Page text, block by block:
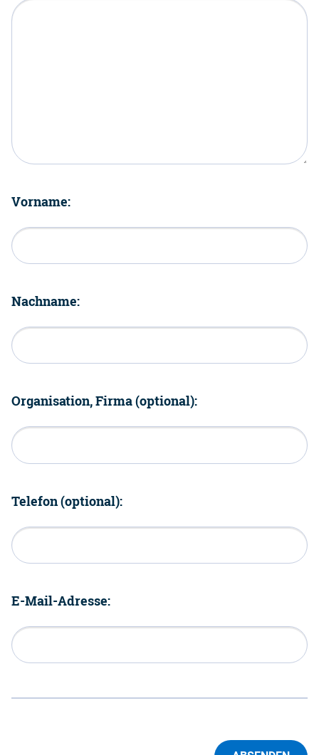
Vorname:
Nachname:
Organisation, Firma (optional):
Telefon (optional):
E-Mail-Adresse: